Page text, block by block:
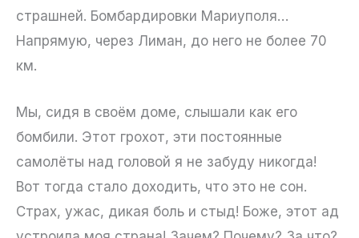
страшней. Бомбардировки Мариуполя…
Напрямую, через Лиман, до него не более 70
км.
Мы, сидя в своём доме, слышали как его
бомбили. Этот грохот, эти постоянные
самолёты над головой я не забуду никогда!
Вот тогда стало доходить, что это не сон.
Страх, ужас, дикая боль и стыд! Боже, этот ад